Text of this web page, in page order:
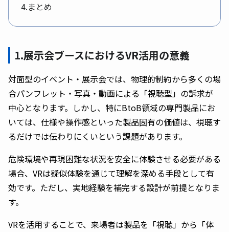
4.まとめ
1.展示会ブースにおけるVR活用の意義
対面型のイベント・展示会では、物理的制約から多くの場
合パンフレット・写真・動画による「視聴型」の訴求が
中心となります。しかし、特にBtoB領域の専門製品にお
いては、仕様や操作感といった製品固有の価値は、視聴す
るだけでは伝わりにくいという課題があります。
危険環境や再現困難な状況を安全に体験させる必要がある
場合、VRは疑似体験を通じて理解を深める手段として有
効です。ただし、実地経験を補完する設計が前提となりま
す。
VRを活用することで、来場者は製品を「視聴」から「体